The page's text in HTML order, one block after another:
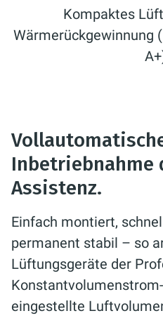
Kompaktes
Wärmerückgewinnung
Inbetriebnahme
Assistenz.
Einfach montiert,
permanent stabil – so
Lüftungsgeräte der
eingestellte